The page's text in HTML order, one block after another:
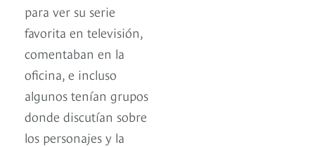
para ver su serie
favorita en televisión,
comentaban en la
oficina, e incluso
algunos tenían grupos
donde discutían sobre
los personajes y la